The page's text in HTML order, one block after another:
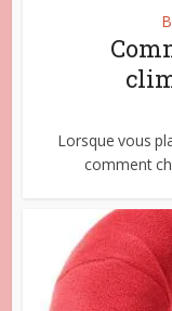
Lorsque vous
comment